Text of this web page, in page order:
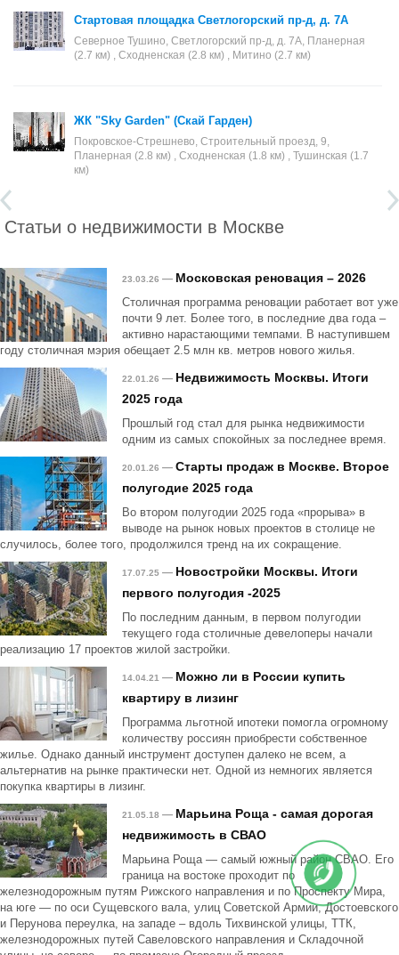
Стартовая площадка Светлогорский пр-д, д. 7А
Северное Тушино, Светлогорский пр-д, д. 7А, Планерная
(2.7 км) , Сходненская (2.8 км) , Митино (2.7 км)
ЖК "Sky Garden" (Скай Гарден)
Покровское-Стрешнево, Строительный проезд, 9,
Планерная (2.8 км) , Сходненская (1.8 км) , Тушинская (1.7
км)
Статьи о недвижимости в Москве
23.03.26 — Московская реновация – 2026
Столичная программа реновации работает вот уже
почти 9 лет. Более того, в последние два года –
активно нарастающими темпами. В наступившем
году столичная мэрия обещает 2.5 млн кв. метров нового жилья.
22.01.26 — Недвижимость Москвы. Итоги
2025 года
Прошлый год стал для рынка недвижимости
одним из самых спокойных за последнее время.
20.01.26 — Старты продаж в Москве. Второе
полугодие 2025 года
Во втором полугодии 2025 года «прорыва» в
выводе на рынок новых проектов в столице не
случилось, более того, продолжился тренд на их сокращение.
17.07.25 — Новостройки Москвы. Итоги
первого полугодия -2025
По последним данным, в первом полугодии
текущего года столичные девелоперы начали
реализацию 17 проектов жилой застройки.
14.04.21 — Можно ли в России купить
квартиру в лизинг
Программа льготной ипотеки помогла огромному
количеству россиян приобрести собственное
жилье. Однако данный инструмент доступен далеко не всем, а
альтернатив на рынке практически нет. Одной из немногих является
покупка квартиры в лизинг.
21.05.18 — Марьина Роща - самая дорогая
недвижимость в СВАО
Марьина Роща — самый южный район СВАО. Его
граница на востоке проходит по
железнодорожным путям Рижского направления и по Проспекту Мира,
на юге — по оси Сущевского вала, улиц Советской Армии, Достоевского
и Перунова переулка, на западе – вдоль Тихвинской улицы, ТТК,
железнодорожных путей Савеловского направления и Складочной